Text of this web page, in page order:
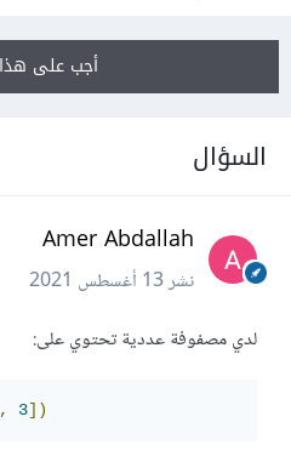
أجب على
السؤال
Amer Abdallah
نشر13 أغسطس 2021
لدي مصفوفة عددية تحتوي على:
, 3])